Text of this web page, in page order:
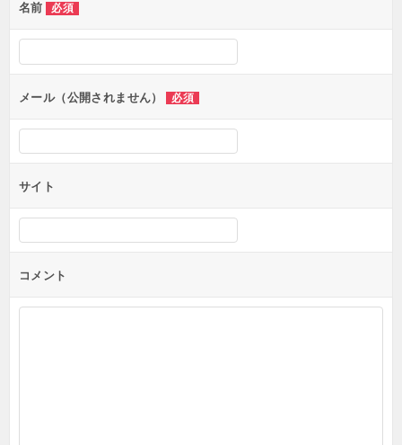
ー
シ
名前 必須
メール（公開されません） 必須
サイト
コメント